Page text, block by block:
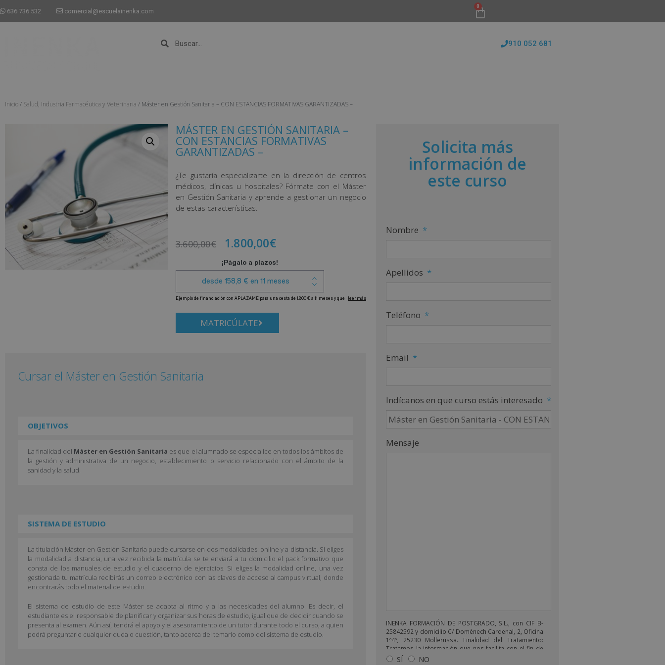
636 736 532 comercial@escuelainenka.com
0
910 052 681
Inicio/ Salud, Industria Farmacéutica y Veterinaria / Máster en Gestión Sanitaria – CON ESTANCIAS FORMATIVAS GARANTIZADAS –
MÁSTER EN GESTIÓN SANITARIA –
CON ESTANCIAS FORMATIVAS
GARANTIZADAS –
¿Te gustaría especializarte en la dirección de centros
médicos, clínicas u hospitales? Fórmate con el Máster
en Gestión Sanitaria y aprende a gestionar un negocio
de estas características.
3.600,00€ 1.800,00€
MATRICÚLATE
Cursar el Máster en Gestión Sanitaria
OBJETIVOS
La finalidad del Máster en Gestión Sanitaria es que el alumnado se especialice en todos los ámbitos de
la gestión y administrativa de un negocio, establecimiento o servicio relacionado con el ámbito de la
sanidad y la salud.
SISTEMA DE ESTUDIO
La titulación Máster en Gestión Sanitaria puede cursarse en dos modalidades: online y a distancia. Si eliges
la modalidad a distancia, una vez recibida la matrícula se te enviará a tu domicilio el pack formativo que
consta de los manuales de estudio y el cuaderno de ejercicios. Si eliges la modalidad online, una vez
gestionada tu matrícula recibirás un correo electrónico con las claves de acceso al campus virtual, donde
encontrarás todo el material de estudio.
El sistema de estudio de este Máster se adapta al ritmo y a las necesidades del alumno. Es decir, el
estudiante es el responsable de planificar y organizar sus horas de estudio, igual que de decidir cuando se
presenta al examen. Aún así, tendrá el apoyo y el asesoramiento de un tutor durante todo el curso, a quien
podrá preguntarle cualquier duda o cuestión, tanto acerca del temario como del sistema de estudio.
Solicita más
información de
este curso
Nombre *
Apellidos *
Teléfono *
Email *
Indícanos en que curso estás interesado *
Mensaje
INENKA FORMACIÓN DE POSTGRADO, S.L., con CIF B-
25842592 y domicilio C/ Domènech Cardenal, 2, Oficina
1º4º, 25230 Mollerussa. Finalidad del Tratamiento:
Tratamos la información que nos facilita con el fin de
enviarle correos electrónicos de tipo comercial
SÍ NO